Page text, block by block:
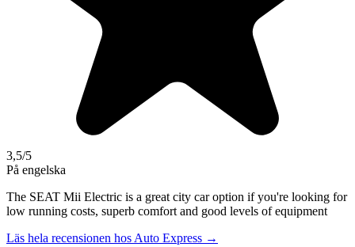
3,5/5
På engelska
The SEAT Mii Electric is a great city car option if you're looking for
low running costs, superb comfort and good levels of equipment
Läs hela recensionen hos Auto Express →